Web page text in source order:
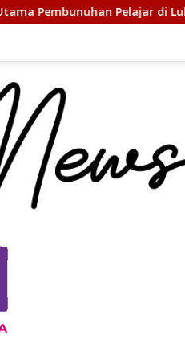
di Lubuk Pakam